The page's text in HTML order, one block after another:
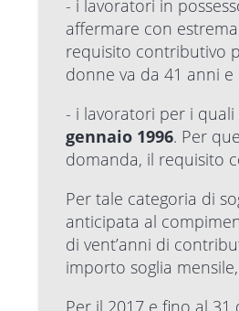
- i lavoratori in
affermare con
requisito contributivo
donne va da 41 anni e
- i lavoratori per i
gennaio 1996. Per
domanda, il requisito
Per tale categoria di
anticipata al
di vent’anni di
importo soglia
Per il 2017 e fino al